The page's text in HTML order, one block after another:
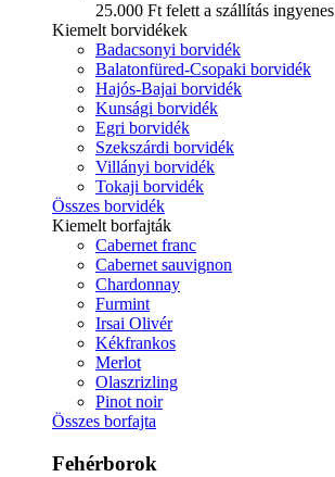
25.000 Ft felett a szállítás ingyenes
Kiemelt borvidékek
Badacsonyi borvidék
Balatonfüred-Csopaki borvidék
Hajós-Bajai borvidék
Kunsági borvidék
Egri borvidék
Szekszárdi borvidék
Villányi borvidék
Tokaji borvidék
Összes borvidék
Kiemelt borfajták
Cabernet franc
Cabernet sauvignon
Chardonnay
Furmint
Irsai Olivér
Kékfrankos
Merlot
Olaszrizling
Pinot noir
Összes borfajta
Fehérborok